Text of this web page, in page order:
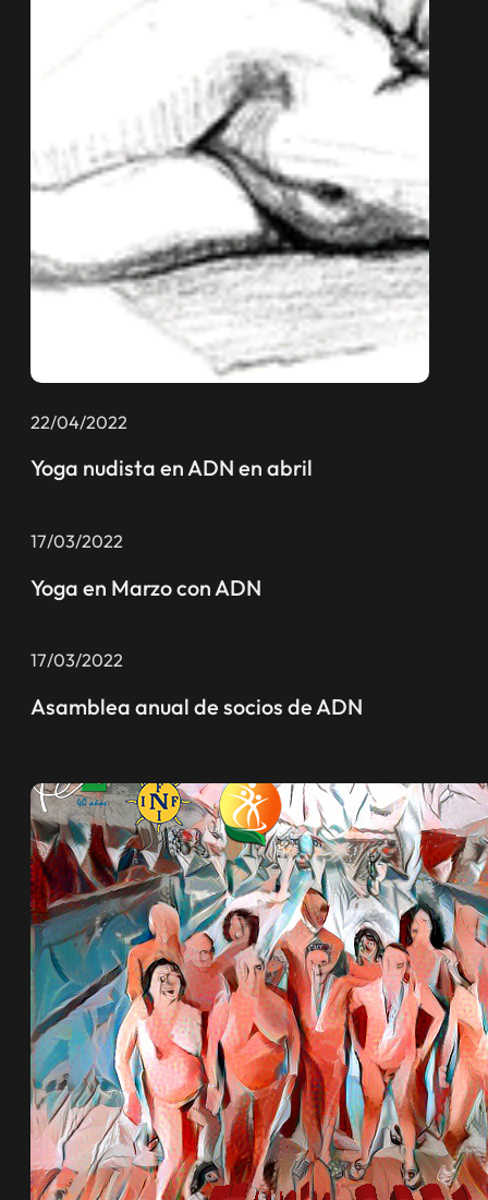
22/04/2022
Yoga nudista en ADN en abril
17/03/2022
Yoga en Marzo con ADN
17/03/2022
Asamblea anual de socios de ADN